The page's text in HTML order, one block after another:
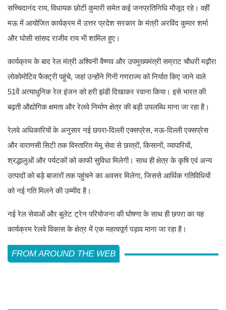
सच्चिदानंद राय, विधायक छोटी कुमारी समेत कई जनप्रतिनिधि मौजूद रहे। वहीं
मऊ में आयोजित कार्यक्रम में उत्तर प्रदेश सरकार के मंत्री अरविंद कुमार शर्मा
और घोसी सांसद राजीव राय भी शामिल हुए।
कार्यक्रम के बाद रेल मंत्री अश्विनी वैष्णव और उपमुख्यमंत्री सम्राट चौधरी मढ़ौरा
लोकोमोटिव फैक्ट्री पहुंचे, जहां उन्होंने गिनी गणराज्य को निर्यात किए जाने वाले
51वें अत्याधुनिक रेल इंजन को हरी झंडी दिखाकर रवाना किया। इसे भारत की
बढ़ती औद्योगिक क्षमता और रेलवे निर्माण क्षेत्र की बड़ी उपलब्धि माना जा रहा है।
रेलवे अधिकारियों के अनुसार नई छपरा-दिल्ली एक्सप्रेस, मऊ-दिल्ली एक्सप्रेस
और वाराणसी सिटी तक विस्तारित मेमू सेवा से छात्रों, किसानों, व्यापारियों,
श्रद्धालुओं और पर्यटकों को काफी सुविधा मिलेगी। साथ ही क्षेत्र के कृषि एवं अन्य
उत्पादों को बड़े बाजारों तक पहुंचने का अवसर मिलेगा, जिससे आर्थिक गतिविधियों
को नई गति मिलने की उम्मीद है।
नई रेल सेवाओं और बुलेट ट्रेन परियोजना की घोषणा के साथ ही छपरा का यह
कार्यक्रम रेलवे विकास के क्षेत्र में एक महत्वपूर्ण पड़ाव माना जा रहा है।
FROM AROUND THE WEB